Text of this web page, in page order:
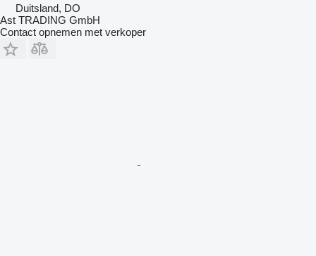
Duitsland, DO
Ast TRADING GmbH
Contact opnemen met verkoper